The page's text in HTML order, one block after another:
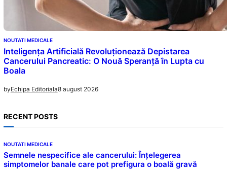
NOUTATI MEDICALE
Inteligența Artificială Revoluționează Depistarea
Cancerului Pancreatic: O Nouă Speranță în Lupta cu
Boala
byEchipa Editoriala8 august 2026
RECENT POSTS
NOUTATI MEDICALE
Semnele nespecifice ale cancerului: Înțelegerea
simptomelor banale care pot prefigura o boală gravă